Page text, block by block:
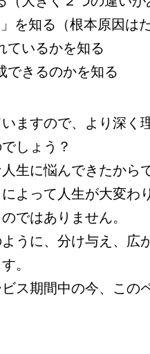
を知る（根本原因は
ているかを知る
できるのかを知る
ますので、より深く
しょう？
生に悩んできたから
よって人生が大変わ
ではありません。
うに、分け与え、広
。
ス期間中の今、この